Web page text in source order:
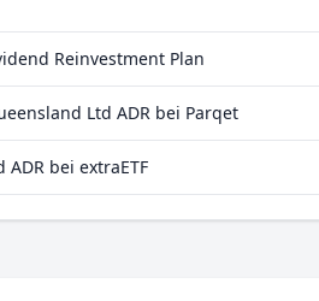
Reinvestment Plan
Ltd ADR bei Parqet
bei extraETF